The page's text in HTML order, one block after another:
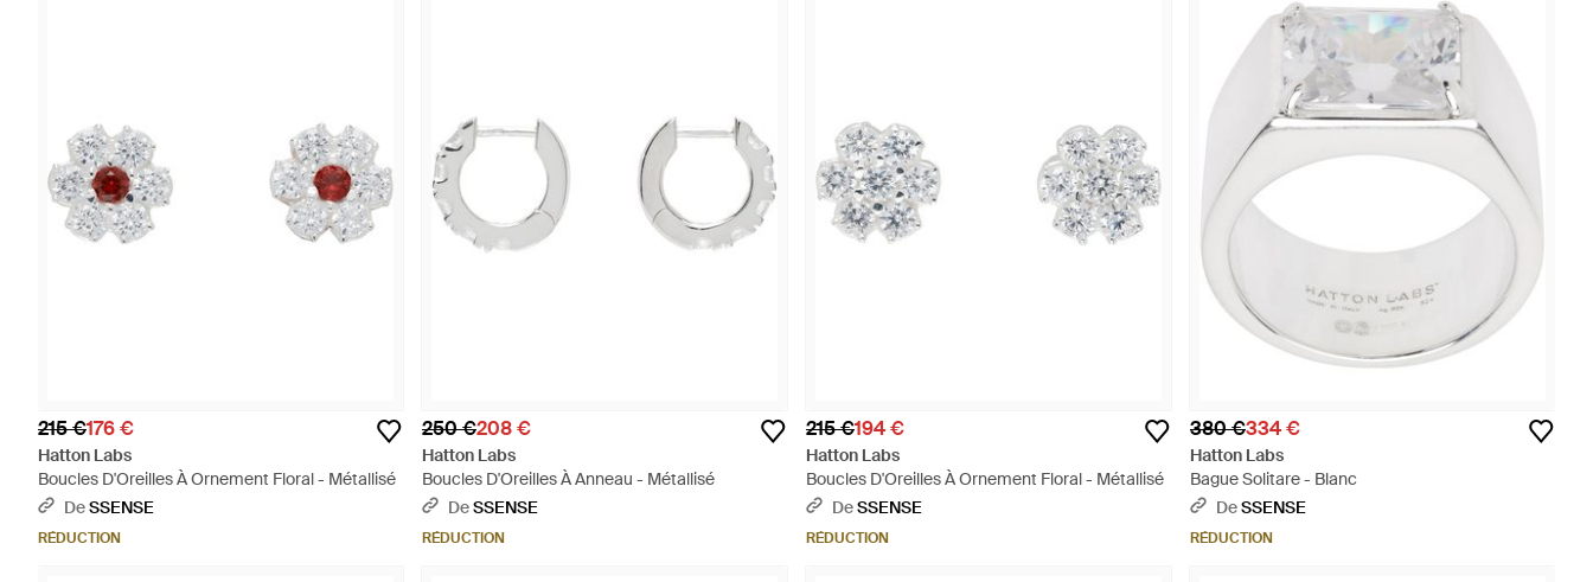
215 €176 €
Hatton Labs
Boucles D'Oreilles À Ornement Floral - Métallisé
DeSSENSE
RÉDUCTION
250 €208 €
Hatton Labs
Boucles D'Oreilles À Anneau - Métallisé
DeSSENSE
RÉDUCTION
215 €194 €
Hatton Labs
Boucles D'Oreilles À Ornement Floral - Métallisé
DeSSENSE
RÉDUCTION
380 €334 €
Hatton Labs
Bague Solitare - Blanc
DeSSENSE
RÉDUCTION